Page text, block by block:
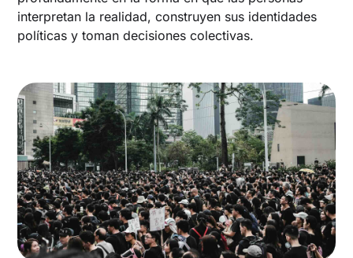
interpretan la realidad, construyen sus identidades
políticas y toman decisiones colectivas.